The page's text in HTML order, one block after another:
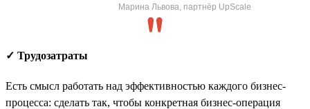
Марина Львова, партнёр UpScale
✓ Трудозатраты
Есть смысл работать над эффективностью каждого бизнес-
процесса: сделать так, чтобы конкретная бизнес-операция